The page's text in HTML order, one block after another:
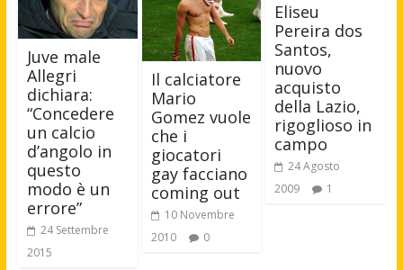
Juve male
Allegri
dichiara:
“Concedere
un calcio
d’angolo in
questo
modo è un
errore”
24 Settembre
2015
Il calciatore
Mario
Gomez vuole
che i
giocatori
gay facciano
coming out
10 Novembre
2010
0
Eliseu
Pereira dos
Santos,
nuovo
acquisto
della Lazio,
rigoglioso in
campo
24 Agosto
2009
1